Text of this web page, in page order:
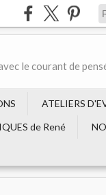
le courant de
ATELIERS
de René